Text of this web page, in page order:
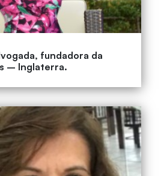
fundadora da
– Inglaterra.